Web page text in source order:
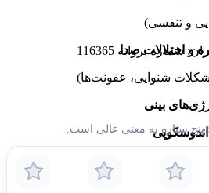
و تنفسی)
و اختلالات صدا
شنوایی، عفونت‌ها)
بینی
پروانه 116365
پنج ستاره به معنی عالی است.